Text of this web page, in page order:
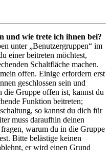
und wie trete ich ihnen bei?
unter „Benutzergruppen“ im
einer beitreten möchtest,
Schaltfläche machen.
offen. Einige erfordern erst
geschlossen sein und
die Gruppe offen ist, kannst du
Funktion beitreten;
so kannst du dich für
muss daraufhin deinen
warum du in die Gruppe
Bitte belästige keinen
er wird einen Grund